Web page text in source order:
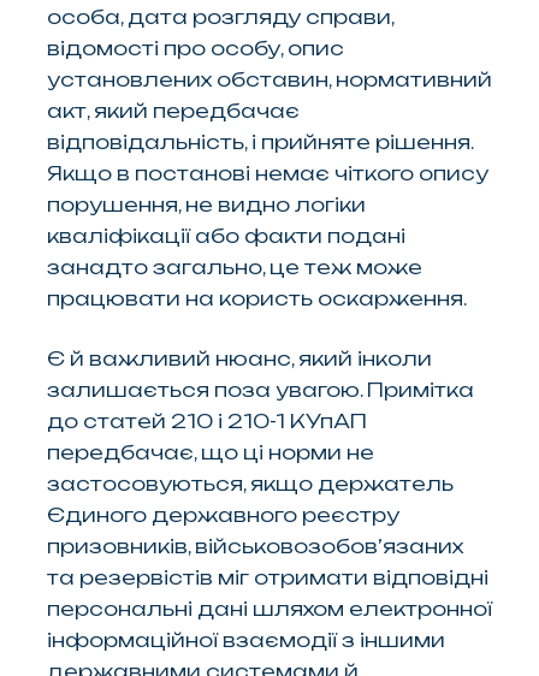
особа, дата розгляду справи,
відомості про особу, опис
установлених обставин, нормативний
акт, який передбачає
відповідальність, і прийняте рішення.
Якщо в постанові немає чіткого опису
порушення, не видно логіки
кваліфікації або факти подані
занадто загально, це теж може
працювати на користь оскарження.
Є й важливий нюанс, який інколи
залишається поза увагою. Примітка
до статей 210 і 210-1 КУпАП
передбачає, що ці норми не
застосовуються, якщо держатель
Єдиного державного реєстру
призовників, військовозобов’язаних
та резервістів міг отримати відповідні
персональні дані шляхом електронної
інформаційної взаємодії з іншими